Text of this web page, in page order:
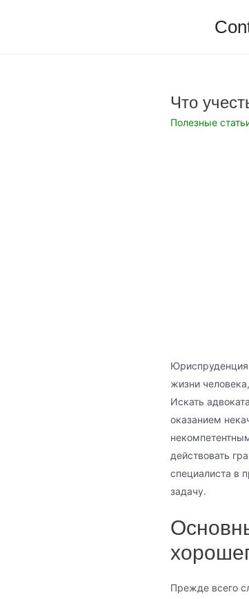
Что
Полезные
жизни
Искать
оказанием
действовать
специалиста в
задачу.
Прежде всего